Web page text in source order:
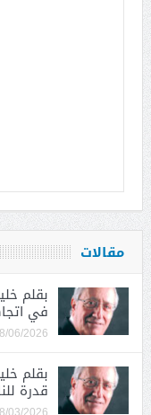
مقالات
بقلم
في
06/2026
بقلم
قدرة